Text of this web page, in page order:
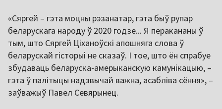
«Сяргей – гэта моцны рэзанатар, гэта быў рупар
беларускага народу ў 2020 годзе... Я перакананы ў
тым, што Сяргей Ціханоўскі апошняга слова ў
беларускай гісторыі не сказаў. І тое, што ён спрабуе
збудаваць беларуска-амерыканскую камунікацыю, –
гэта ў палітыцы надзвычай важна, асабліва сёння», –
заўважыў Павел Севярынец.